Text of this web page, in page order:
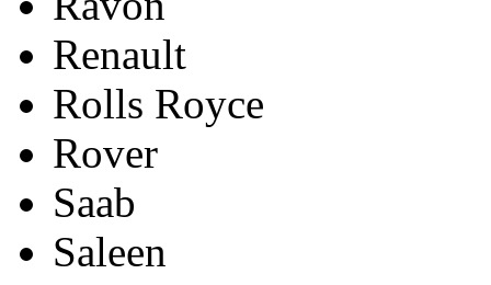
Renault
Rolls Royce
Rover
Saab
Saleen